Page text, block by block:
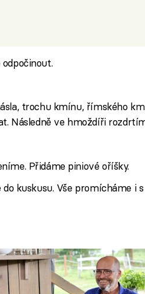
trochu kmínu, římského
Následně ve hmoždíři
Přidáme piniové oříšky.
kuskusu. Vše promícháme i s